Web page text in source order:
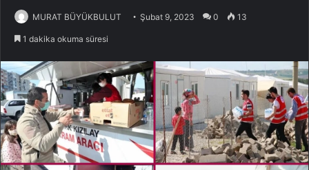
MURAT BÜYÜKBULUT Şubat 9, 2023 0 13
1 dakika okuma süresi